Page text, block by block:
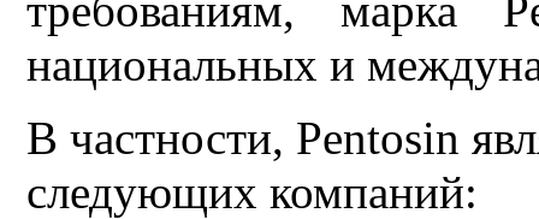
национальных и
В частности, Pentosin
следующих компаний: